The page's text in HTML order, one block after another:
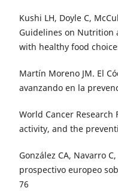
Kushi LH, Doyle C,
Guidelines on Nutrition
with healthy food
Martín Moreno JM. El
avanzando en la
World Cancer
activity, and the
González CA, Navarro
prospectivo europeo
76